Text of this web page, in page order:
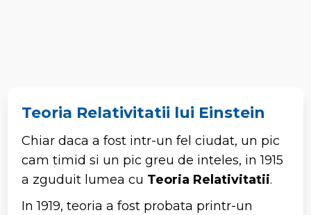
Teoria Relativitatii lui Einstein
Chiar daca a fost intr-un fel ciudat, un pic
cam timid si un pic greu de inteles, in 1915
a zguduit lumea cu Teoria Relativitatii.
In 1919, teoria a fost probata printr-un